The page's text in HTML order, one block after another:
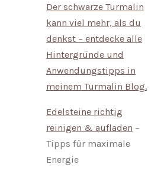
Der schwarze Turmalin
kann viel mehr, als du
denkst – entdecke alle
Hintergründe und
Anwendungstipps in
meinem Turmalin Blog.
Edelsteine richtig
reinigen & aufladen –
Tipps für maximale
Energie